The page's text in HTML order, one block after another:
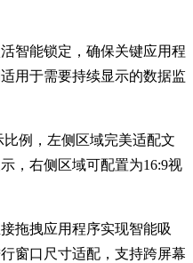
智能锁定，确保关键应用程
用于需要持续显示的数据监
比例，左侧区域完美适配文
，右侧区域可配置为16:9视
拖拽应用程序实现智能吸
窗口尺寸适配，支持跨屏幕